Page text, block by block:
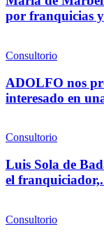
por franquicias
Consultorio
ADOLFO nos
interesado en
Consultorio
Luis Sola de
el
Consultorio